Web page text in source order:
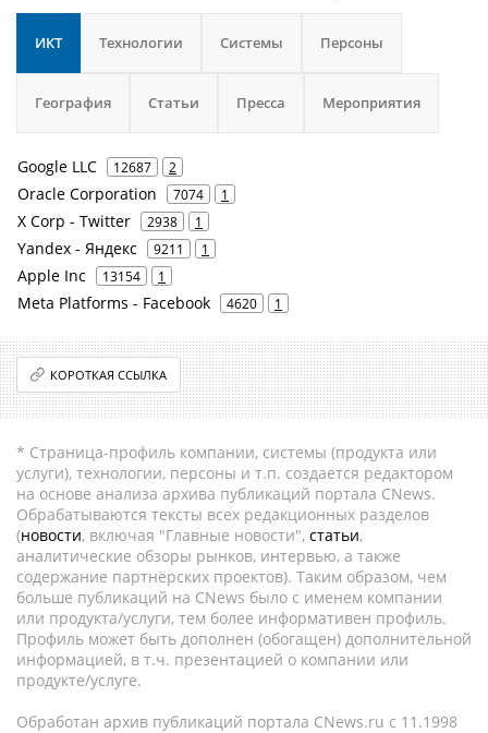
ИКТ Технологии Системы Персоны
География Статьи Пресса Мероприятия
Google LLC 12687 2
Oracle Corporation 7074 1
X Corp - Twitter 2938 1
Yandex - Яндекс 9211 1
Apple Inc 13154 1
Meta Platforms - Facebook 4620 1
КОРОТКАЯ ССЫЛКА
* Страница-профиль компании, системы (продукта или
услуги), технологии, персоны и т.п. создается редактором
на основе анализа архива публикаций портала CNews.
Обрабатываются тексты всех редакционных разделов
(новости, включая "Главные новости", статьи,
аналитические обзоры рынков, интервью, а также
содержание партнёрских проектов). Таким образом, чем
больше публикаций на CNews было с именем компании
или продукта/услуги, тем более информативен профиль.
Профиль может быть дополнен (обогащен) дополнительной
информацией, в т.ч. презентацией о компании или
продукте/услуге.
Обработан архив публикаций портала CNews.ru c 11.1998